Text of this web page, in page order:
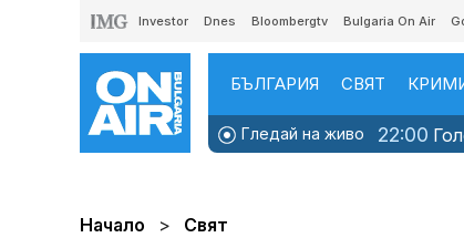
Investor Dnes Bloombergtv Bulgaria On Air
БЪЛГАРИЯ СВЯТ
Гледай на живо 22:00
Начало Свят